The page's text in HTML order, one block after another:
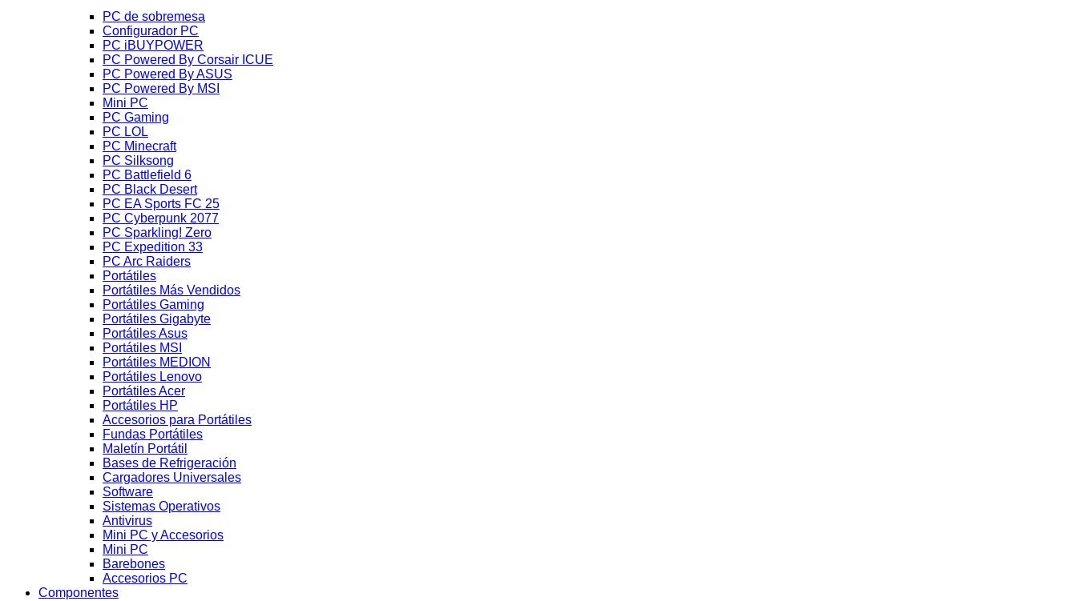
PC de sobremesa
Configurador PC
PC iBUYPOWER
PC Powered By Corsair ICUE
PC Powered By ASUS
PC Powered By MSI
Mini PC
PC Gaming
PC LOL
PC Minecraft
PC Silksong
PC Battlefield 6
PC Black Desert
PC EA Sports FC 25
PC Cyberpunk 2077
PC Sparkling! Zero
PC Expedition 33
PC Arc Raiders
Portátiles
Portátiles Más Vendidos
Portátiles Gaming
Portátiles Gigabyte
Portátiles Asus
Portátiles MSI
Portátiles MEDION
Portátiles Lenovo
Portátiles Acer
Portátiles HP
Accesorios para Portátiles
Fundas Portátiles
Maletín Portátil
Bases de Refrigeración
Cargadores Universales
Software
Sistemas Operativos
Antivirus
Mini PC y Accesorios
Mini PC
Barebones
Accesorios PC
Componentes